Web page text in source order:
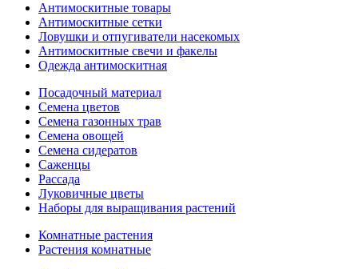
Антимоскитные товары
Антимоскитные сетки
Ловушки и отпугиватели насекомых
Антимоскитные свечи и факелы
Одежда антимоскитная
Посадочный материал
Семена цветов
Семена газонных трав
Семена овощей
Семена сидератов
Саженцы
Рассада
Луковичные цветы
Наборы для выращивания растений
Комнатные растения
Растения комнатные